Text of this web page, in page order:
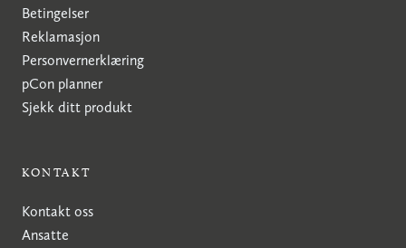
Betingelser
Reklamasjon
Personvernerklæring
pCon planner
Sjekk ditt produkt
KONTAKT
Kontakt oss
Ansatte